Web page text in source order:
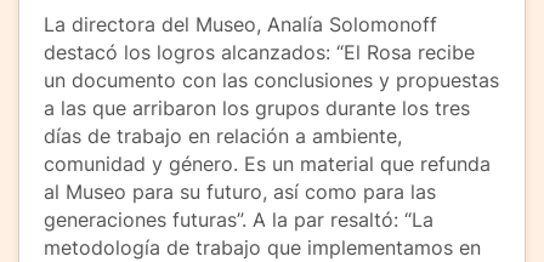
La directora del Museo, Analía Solomonoff
destacó los logros alcanzados: “El Rosa recibe
un documento con las conclusiones y propuestas
a las que arribaron los grupos durante los tres
días de trabajo en relación a ambiente,
comunidad y género. Es un material que refunda
al Museo para su futuro, así como para las
generaciones futuras”. A la par resaltó: “La
metodología de trabajo que implementamos en